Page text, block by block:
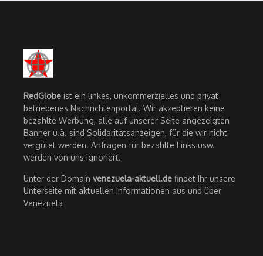
RedGlobe ist ein linkes, unkommerzielles und privat
betriebenes Nachrichtenportal. Wir akzeptieren keine
bezahlte Werbung, alle auf unserer Seite angezeigten
Banner u.ä. sind Solidaritätsanzeigen, für die wir nicht
vergütet werden. Anfragen für bezahlte Links usw.
werden von uns ignoriert.
Unter der Domain venezuela-aktuell.de findet Ihr unsere
Unterseite mit aktuellen Informationen aus und über
Venezuela